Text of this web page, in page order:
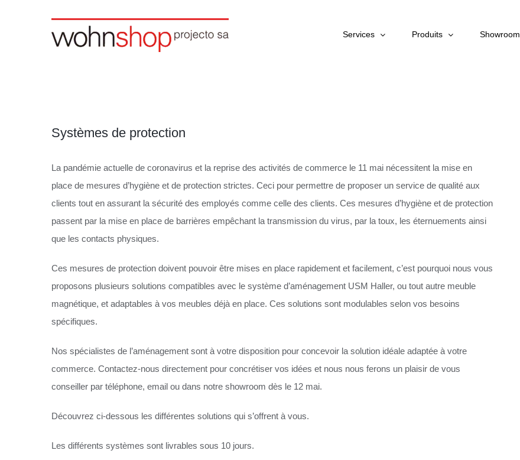
Services Produits Showroom
Systèmes de protection
La pandémie actuelle de coronavirus et la reprise des activités de commerce le 11 mai nécessitent la mise en
place de mesures d’hygiène et de protection strictes. Ceci pour permettre de proposer un service de qualité aux
clients tout en assurant la sécurité des employés comme celle des clients. Ces mesures d’hygiène et de protection
passent par la mise en place de barrières empêchant la transmission du virus, par la toux, les éternuements ainsi
que les contacts physiques.
Ces mesures de protection doivent pouvoir être mises en place rapidement et facilement, c’est pourquoi nous vous
proposons plusieurs solutions compatibles avec le système d’aménagement USM Haller, ou tout autre meuble
magnétique, et adaptables à vos meubles déjà en place. Ces solutions sont modulables selon vos besoins
spécifiques.
Nos spécialistes de l’aménagement sont à votre disposition pour concevoir la solution idéale adaptée à votre
commerce. Contactez-nous directement pour concrétiser vos idées et nous nous ferons un plaisir de vous
conseiller par téléphone, email ou dans notre showroom dès le 12 mai.
Découvrez ci-dessous les différentes solutions qui s’offrent à vous.
Les différents systèmes sont livrables sous 10 jours.